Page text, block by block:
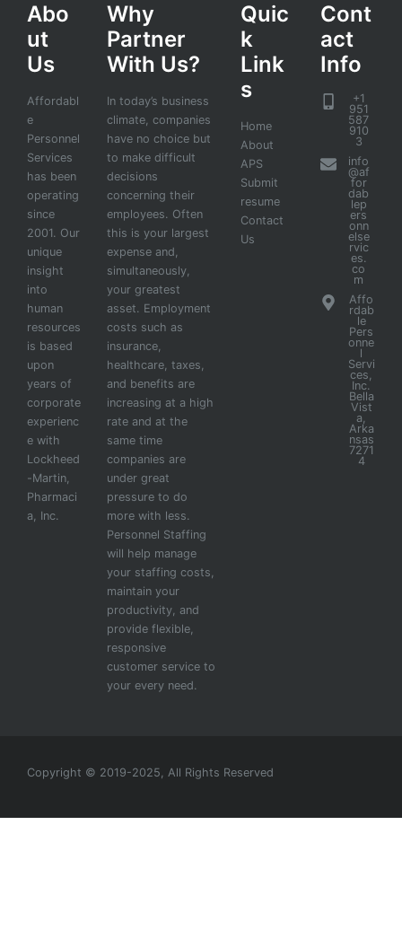
Abo
ut
Us
Affordabl
e
Personnel
Services
has been
operating
since
2001. Our
unique
insight
into
human
resources
is based
upon
years of
corporate
experienc
e with
Lockheed
-Martin,
Pharmaci
a, Inc.
Why
Partner
With Us?
In today’s business
climate, companies
have no choice but
to make difficult
decisions
concerning their
employees. Often
this is your largest
expense and,
simultaneously,
your greatest
asset. Employment
costs such as
insurance,
healthcare, taxes,
and benefits are
increasing at a high
rate and at the
same time
companies are
under great
pressure to do
more with less.
Personnel Staffing
will help manage
your staffing costs,
maintain your
productivity, and
provide flexible,
responsive
customer service to
your every need.
Quic
k
Link
s
Home
About
APS
Submit
resume
Contact
Us
Cont
act
Info
+1
951
587
910
3
info
@af
for
dab
lep
ers
onn
else
rvic
es.
co
m
Affo
rdab
le
Pers
onne
l
Servi
ces,
Inc.
Bella
Vist
a,
Arka
nsas
7271
4
Copyright © 2019-2025, All Rights Reserved